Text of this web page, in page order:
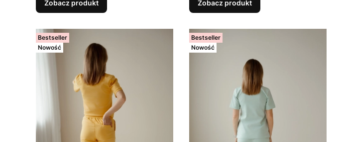
Zobacz produkt Zobacz produkt
Bestseller
Nowość
Bestseller
Nowość